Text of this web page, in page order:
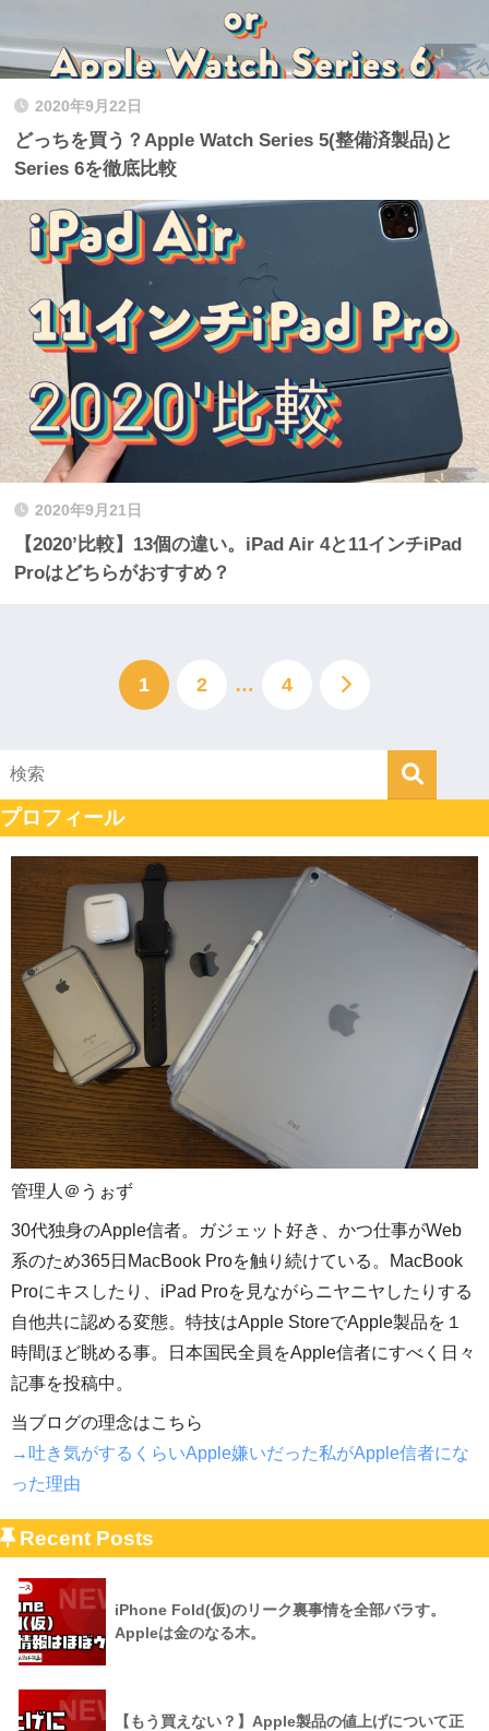
2020年9月22日
どっちを買う？Apple Watch Series 5(整備済製品)と
Series 6を徹底比較
2020年9月21日
【2020’比較】13個の違い。iPad Air 4と11インチiPad
Proはどちらがおすすめ？
1 2 … 4
プロフィール
管理人＠うぉず
30代独身のApple信者。ガジェット好き、かつ仕事がWeb
系のため365日MacBook Proを触り続けている。MacBook
Proにキスしたり、iPad Proを見ながらニヤニヤしたりする
自他共に認める変態。特技はApple StoreでApple製品を１
時間ほど眺める事。日本国民全員をApple信者にすべく日々
記事を投稿中。
当ブログの理念はこちら
→吐き気がするくらいApple嫌いだった私がApple信者にな
った理由
Recent Posts
iPhone Fold(仮)のリーク裏事情を全部バラす。
Appleは金のなる木。
【もう買えない？】Apple製品の値上げについて正